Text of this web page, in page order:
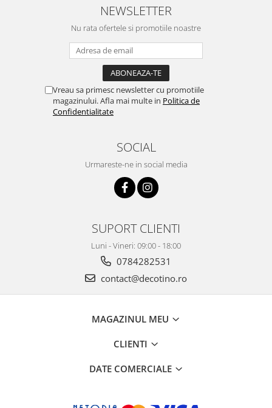
NEWSLETTER
Nu rata ofertele si promotiile noastre
Vreau sa primesc newsletter cu promotiile
magazinului. Afla mai multe in Politica de
Confidentialitate
SOCIAL
Urmareste-ne in social media
SUPORT CLIENTI
Luni - Vineri: 09:00 - 18:00
0784282531
contact@decotino.ro
MAGAZINUL MEU
CLIENTI
DATE COMERCIALE